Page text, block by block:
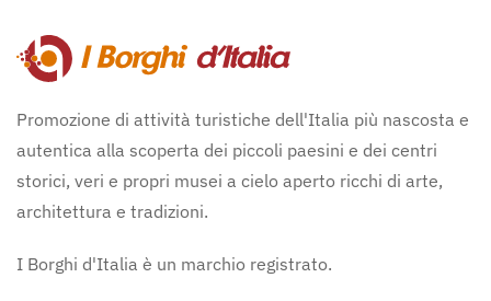
Promozione di attività turistiche dell'Italia più nascosta e
autentica alla scoperta dei piccoli paesini e dei centri
storici, veri e propri musei a cielo aperto ricchi di arte,
architettura e tradizioni.
I Borghi d'Italia è un marchio registrato.